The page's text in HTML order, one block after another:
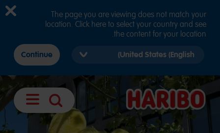
بحث
الملاحة
The page you are viewing does not match your
location. Click here to select your country and see
the content for your location.
Select
country
Continue